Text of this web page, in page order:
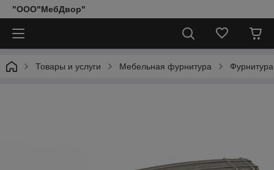
"ООО"МебДвор"
Товары и услуги Мебельная фурнитура